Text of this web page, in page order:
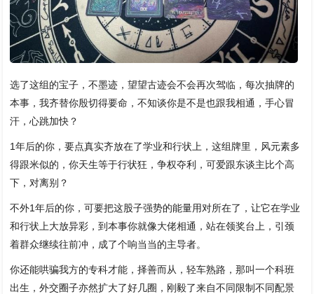
选了这组的宝子，不墨迹，望望古迹会不会再次驾临，每次抽牌的
本事，我齐替你殷切得要命，不知谈你是不是也跟我相通，手心冒
汗，心跳加快？
1年后的你，要点真实齐放在了学业和行状上，这组牌里，风元素多
得跟米似的，你天生等于行状狂，争权夺利，可爱跟东谈主比个高
下，对离别？
不外1年后的你，可要把这股子强势的能量用对所在了，让它在学业
和行状上大放异彩，到本事你就像大佬相通，站在领奖台上，引颈
着群众继续往前冲，成了个响当当的主导者。
你还能哄骗我方的专科才能，择善而从，轻车熟路，那叫一个科班
出生，外交圈子亦然扩大了好几圈，刚毅了来自不同限制不同配景